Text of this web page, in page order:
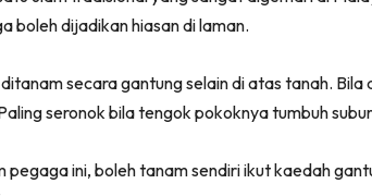
Ruang Makan
Casa Impiana
Makeover Ruang Selebriti
boleh dijadikan hiasan di laman.
secara gantung selain di atas tanah.
seronok bila tengok pokoknya tumbuh
pegaga ini, boleh tanam sendiri ikut kaedah